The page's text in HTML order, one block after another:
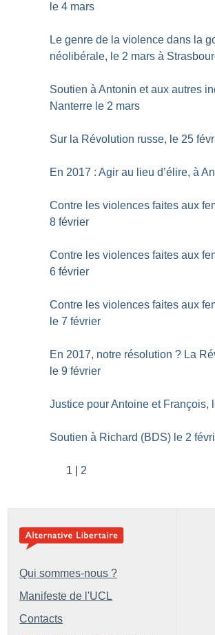
le 4 mars
Le genre de la violence dans la
néolibérale, le 2 mars à
Soutien à Antonin et aux autres
Nanterre le 2 mars
Sur la Révolution russe, le 25
En 2017 : Agir au lieu d’élire, à
Contre les violences faites aux
8 février
Contre les violences faites aux
6 février
Contre les violences faites aux
le 7 février
En 2017, notre résolution ? La
le 9 février
Justice pour Antoine et François,
Soutien à Richard (BDS) le 2
1 2
Qui sommes-nous ?
Manifeste de l'UCL
Contacts